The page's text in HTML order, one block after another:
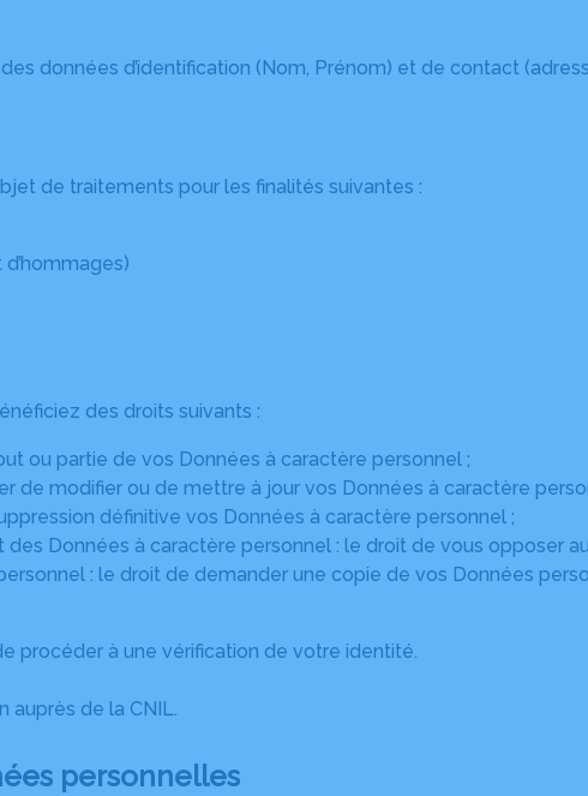
données d’identification (Nom, Prénom) et de contact
de traitements pour les finalités suivantes :
des droits suivants :
ou partie de vos Données à caractère personnel ;
de modifier ou de mettre à jour vos Données à caractère
définitive vos Données à caractère personnel ;
Données à caractère personnel : le droit de vous opposer
: le droit de demander une copie de vos Données
procéder à une vérification de votre identité.
auprès de la CNIL.
personnelles